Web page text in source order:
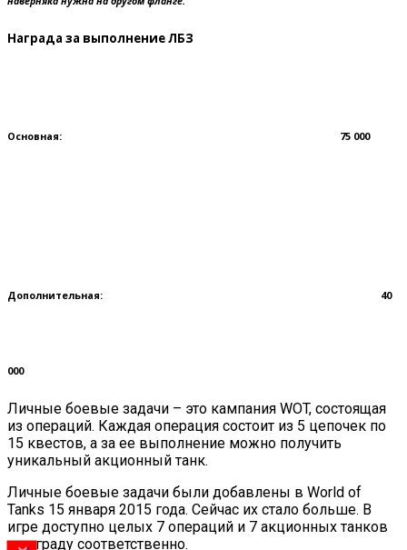
Награда за выполнение ЛБЗ
Основная: 75 000
Дополнительная: 40
000
Личные боевые задачи – это кампания WOT, состоящая
из операций. Каждая операция состоит из 5 цепочек по
15 квестов, а за ее выполнение можно получить
уникальный акционный танк.
Личные боевые задачи были добавлены в World of
Tanks 15 января 2015 года. Сейчас их стало больше. В
игре доступно целых 7 операций и 7 акционных танков
в награду соответственно.